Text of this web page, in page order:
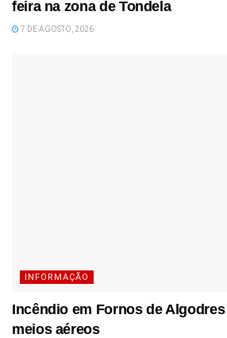
feira na zona de Tondela
7 DE AGOSTO, 2026
INFORMAÇÃO
Incêndio em Fornos de
meios aéreos